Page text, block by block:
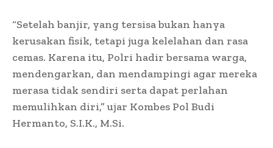
“Setelah banjir, yang tersisa bukan hanya
kerusakan fisik, tetapi juga kelelahan dan rasa
cemas. Karena itu, Polri hadir bersama warga,
mendengarkan, dan mendampingi agar mereka
merasa tidak sendiri serta dapat perlahan
memulihkan diri,” ujar Kombes Pol Budi
Hermanto, S.I.K., M.Si.